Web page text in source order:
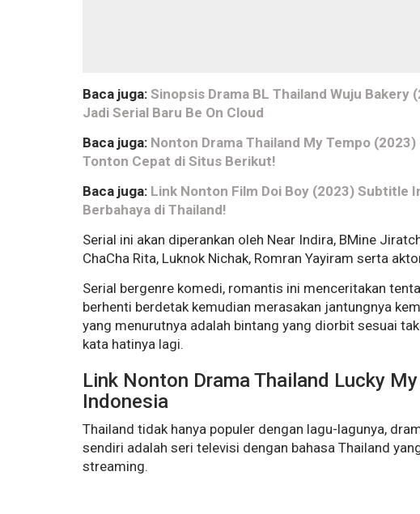
Baca juga: Sinopsis Drama BL Thailand Wuju
Jadi Serial Baru Be On Cloud
Baca juga: Nonton Drama Thailand My Tempo (2023)
Tonton Cepat di Situs Berikut!
Baca juga: Link Nonton Film Doi Boy (2023) Subtitle
Berbahaya di Thailand!
Serial ini akan diperankan oleh Near Indira, BMine
ChaCha Rita, Luknok Nichak, Romran Yayiram serta
Serial bergenre komedi, romantis ini menceritakan
berhenti berdetak kemudian merasakan jantungnya
yang menurutnya adalah bintang yang diorbit sesuai
kata hatinya lagi.
Link Nonton Drama Thailand Lucky
Indonesia
Thailand tidak hanya populer dengan lagu-lagunya,
sendiri adalah seri televisi dengan bahasa Thailand
streaming.